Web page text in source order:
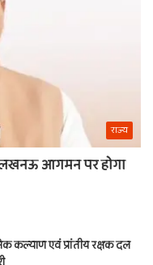
राज्य
लखनऊ आगमन पर होगा
कल्याण एवं प्रांतीय रक्षक दल